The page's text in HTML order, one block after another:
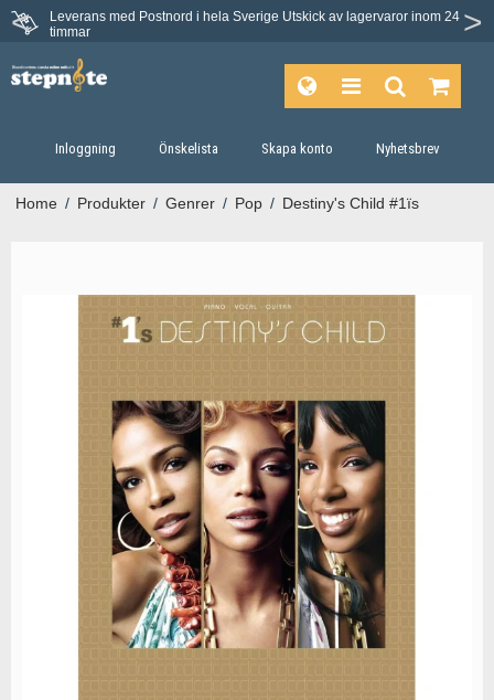
Leverans med Postnord i hela Sverige Utskick av lagervaror inom 24
timmar
Inloggning Önskelista Skapa konto Nyhetsbrev
Home / Produkter / Genrer / Pop / Destiny's Child #1ïs